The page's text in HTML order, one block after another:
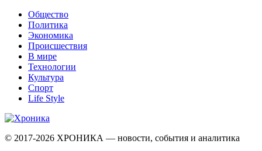
Общество
Политика
Экономика
Происшествия
В мире
Технологии
Культура
Спорт
Life Style
© 2017-2026 ХРОНИКА — новости, события и аналитика